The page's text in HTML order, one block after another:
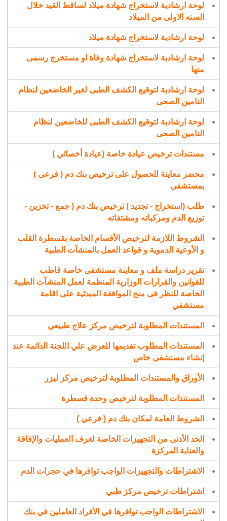
لوحة ارشادية لاستخراج شهادة ميلاد لساقط القيد خلال
السنه الاولى من الميلاد
لوحة ارشادية لاستخراج شهادة ميلاد
لوحة ارشادية لاستخراج شهادة وفاة او مستخرج رسمى
منها
لوحة ارشادية لتوقيع الكشف الطبى لغير الخاضعين لنظام
التامين الصحى
لوحة ارشادية لتوقيع الكشف الطبى للخاضعين لنظام
التامين الصحى
مستندات ترخيص عيادة خاصة (عيادة أخصائي )
محضر معاينة للحصول على ترخيص بنك دم ( فرعى )
بمستشفى
طلب (استخراج - تجديد ) ترخيص بنك دم ( جمع - تخزين -
توزيع الدم ومركباته ومشتقاته
الشروط اللازمة لترخيص الأقسام الخاصة بقسطرة القلب
و الأوعية الدموية و قواعد العمل بالمنشآت الطبية
تقرير دراسة ملف و معاينة مستشفى خاصة قاطب
للقوانين والقرارات الوزارية المنظمة لعمل المنشآت الطبية
الخاصة للنظر فى منح الموافقة المبدئية على اقامة
مستشفي
المستندات المطلوبة لترخيص مركز علاج طبيعي
المستندات المطلوب تقديمها للعرض علي اللجنة الدائمة عند
إنشاء مستشفى خاص
الأوراق والمستندات المطلوبة لترخیص مركز لیزر
المستندات المطلوبة لترخيص وحدة قسطرة
الشروط العامة لمكان بنك دم ( فرعي )
الحد الأدنى من التجهيزات الخاصة لغرف العمليات والإفاقة
والعناية المركزة
الاشتراطات والتجهيزات الواجب توافرها في حجرات الدم
اشتراطات ترخيص مركز طبي
الاشتراطات الواجب توافرها في الأفراد العاملين في بنك